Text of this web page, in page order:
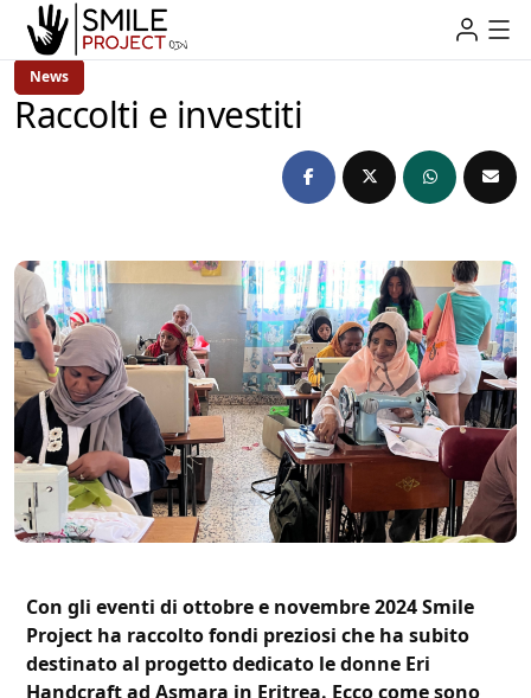
News
Raccolti e investiti
Con gli eventi di ottobre e novembre 2024 Smile
Project ha raccolto fondi preziosi che ha subito
destinato al progetto dedicato le donne Eri
Handcraft ad Asmara in Eritrea. Ecco come sono